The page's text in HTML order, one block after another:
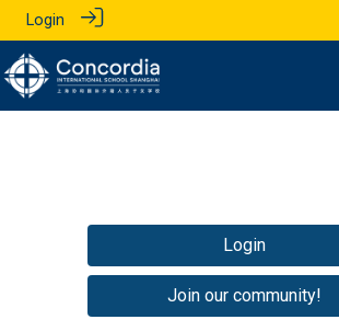
Login
Login
Join our community!